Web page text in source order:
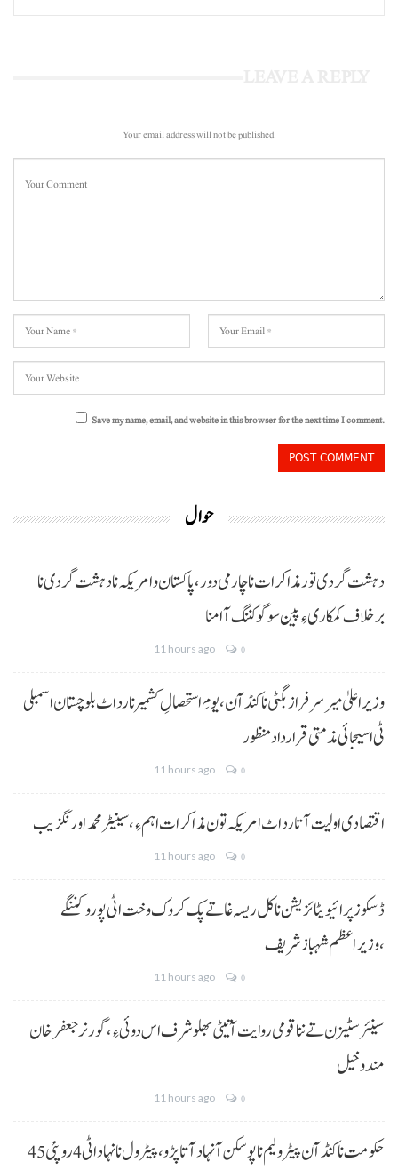
Your email address will not be published.
Save my name, email, and website in this browser for the next time I comment.
حوال
دہشت گردی تور مذاکرات نا چارمی دور،پاکستان و امریکہ نا دہشت گردی نا
برخلاف کمکاری ءِ پین سوگو کننگ آ امنا
11 hours ago 0
وزیراعلیٰ میر سرفراز بگٹی نا کنڈ آن،یومِ استحصالِ کشمیر نا رد اٹ بلوچستان اسمبلی
ٹی اسیجائی مذمتی قرارداد منظور
11 hours ago 0
اقتصادی اولیت آتا رد اٹ امریکہ تون مذاکرات اہم ءِ،سینیٹر محمد اورنگزیب
11 hours ago 0
ڈسکوز پرائیویٹائزیشن نا کل ریسہ غاتے پک کروک وخت اٹی پورو کننگے
،وزیراعظم شہباز شریف
11 hours ago 0
سینئر سٹیزن تے ننا قومی روایت آتیٹی بھلو شرف اس دوئی ءِ،گورنر جعفرخان
مندوخیل
11 hours ago 0
حکومت نا کنڈ آن پیٹرولیم نا پوسکن آ نہاد آتا پڑو،پیٹرول نا نہاد اٹی 4 روپئی 45